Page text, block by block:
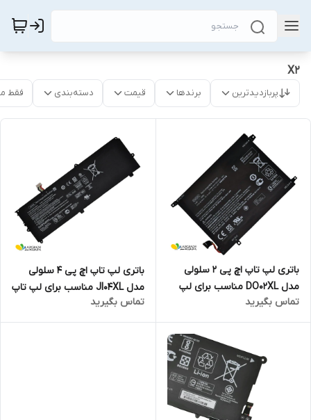
X2
پربازدیدترین برندها قیمت دسته‌بندی فقط
باتری لپ تاپ اچ پی 2 سلولی
مدل DO02XL مناسب برای لپ
تاپ Pavilion X2 10
تماس بگیرید
باتری لپ تاپ اچ پی 4 سلولی
مدل JI04XL مناسب برای لپ تاپ
Elite X2 1012 G2
تماس بگیرید